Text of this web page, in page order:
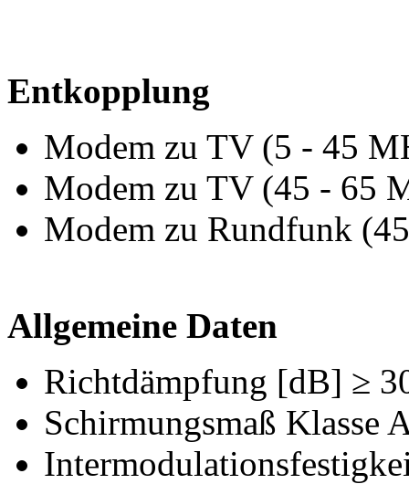
Entkopplung
Modem zu TV (5 - 45
Modem zu TV (45 - 65
Modem zu Rundfunk
Allgemeine Daten
Richtdämpfung [dB] ≥
Schirmungsmaß Klasse